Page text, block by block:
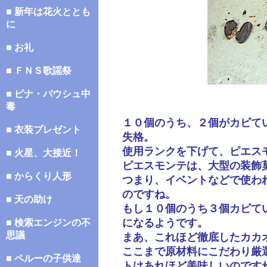
■ 新年は花火ととも
に
■ お礼
■ ＦＮＳ歌謡祭
■ ピナ・バウシュ中
毒
■ 衣装プレゼント
■ 火星、大接近！
■ からくり人形
■ 天の助け
■ 検索エンジンの不
思議
■ ペルーの子供達
１０個のうち、２個がカビ
失格。
使用ランクを下げて、ピエス
ピエスモンテは、大型の装飾
つまり、イベントなどで使わ
のですね。
もし１０個のうち３個カビ
になるようです。
まあ、これほど徹底したカ
ここまで原材料にこだわり